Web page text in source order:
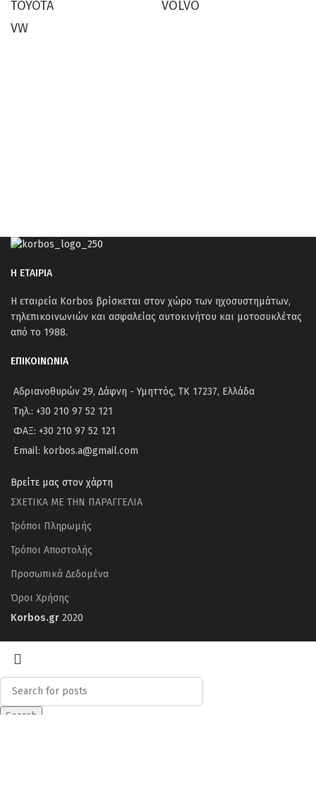
TOYOTA
VOLVO
VW
Η ΕΤΑΙΡΙΑ
Η εταιρεία Korbos βρίσκεται στον χώρο των ηχοσυστημάτων,
τηλεπικοινωνιών και ασφαλείας αυτοκινήτου και μοτοσυκλέτας
από το 1988.
ΕΠΙΚΟΙΝΩΝΙΑ
Αδριανοθυρών 29, Δάφνη - Υμηττός, ΤΚ 17237, Ελλάδα
Τηλ.: +30 210 97 52 121
ΦΑΞ: +30 210 97 52 121
Email: korbos.a@gmail.com
Βρείτε μας στον χάρτη
ΣΧΕΤΙΚΑ ΜΕ ΤΗΝ ΠΑΡΑΓΓΕΛΙΑ
Τρόποι Πληρωμής
Τρόποι Αποστολής
Προσωπικά Δεδομένα
Όροι Χρήσης
Korbos.gr 2020
Search